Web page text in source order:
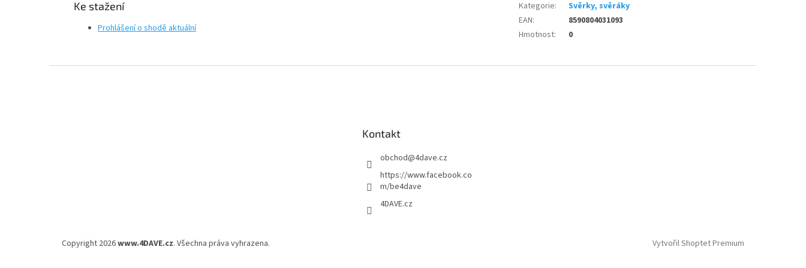
Ke stažení
Prohlášení o shodě aktuální
Kategorie:
Svěrky, svěráky
EAN:
8590804031093
Hmotnost: 0
Kontakt
obchod@4dave.cz
https://www.facebook.co
m/be4dave
4DAVE.cz
Vytvořil Shoptet Premium
Copyright 2026www.4DAVE.cz. Všechna práva vyhrazena.